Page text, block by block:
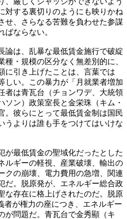
対する裏切りのようにも映りかね
せ、さらなる苦難を負わせた参謀
ばならない。
論は、乱暴な最低賃金施行で破綻
種・規模の区分なく無差別的に、
に引き上げたことは、言葉では
しい。この暴力が「月就業者増加
者は青瓦台（チョンワデ、大統領
ソン）政策室長と金栄珠（キム・
。彼らにとって最低賃金制は国民
うよりは誰も手をつけてはいけな
が最低賃金の聖域化だったとした
ルギーの軽視、産業破壊、輸出の
クの崩壊、電力費用の急増、関連
だ。脱原発が、エネルギー総合政
な存在に格上げされたのだ。脱原
者が権力の座につき、エネルギー
が問題だ。青瓦台で金秀顯（キ